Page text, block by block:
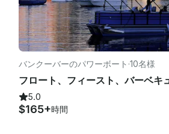
を変更することを許可する場合がありま
。-お客様は、時間が最も重要であるこ
日に出発時刻の90分以内にクライアン
キャンセルしてマリーナに戻る独占的選
合、クライアントは支払った金額をすべ
。追加条項:
バンクーバーのパワーボート ·10名様
5.0
$165+時間